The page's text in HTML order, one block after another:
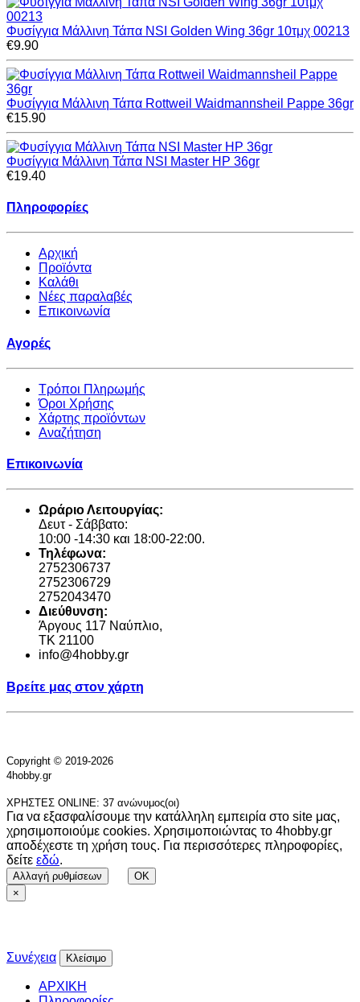
Φυσίγγια Μάλλινη Τάπα NSI Golden Wing 36gr 10τμχ 00213
€9.90
Φυσίγγια Μάλλινη Τάπα Rottweil Waidmannsheil Pappe 36gr
€15.90
Φυσίγγια Μάλλινη Τάπα NSI Master HP 36gr
€19.40
Πληροφορίες
Αρχική
Προϊόντα
Καλάθι
Νέες παραλαβές
Επικοινωνία
Αγορές
Τρόποι Πληρωμής
Όροι Χρήσης
Χάρτης προϊόντων
Αναζήτηση
Επικοινωνία
Ωράριο Λειτουργίας:
Δευτ - Σάββατο:
10:00 -14:30 και 18:00-22:00.
Τηλέφωνα:
2752306737
2752306729
2752043470
Διεύθυνση:
Άργους 117 Ναύπλιο,
TK 21100
info@4hobby.gr
Βρείτε μας στον χάρτη
Copyright © 2019-2026
4hobby.gr
ΧΡΗΣΤΕΣ ONLINE: 37 ανώνυμος(οι)
Για να εξασφαλίσουμε την κατάλληλη εμπειρία στο site μας,
χρησιμοποιούμε cookies. Χρησιμοποιώντας το 4hobby.gr
αποδέχεστε τη χρήση τους. Για περισσότερες πληροφορίες,
δείτε εδώ.
Αλλαγή ρυθμίσεων
OK
×
Συνέχεια Κλείσιμο
ΑΡΧΙΚΗ